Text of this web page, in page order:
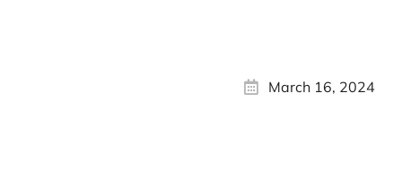
March 16, 2024